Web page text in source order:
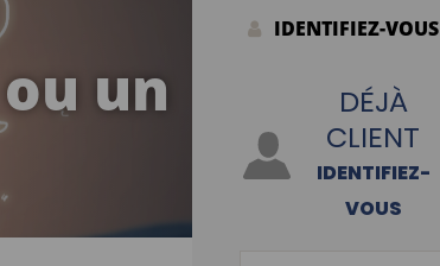
IDENTIFIEZ-VOUS
DÉJÀ
CLIENT
IDENTIFIEZ-
VOUS
un